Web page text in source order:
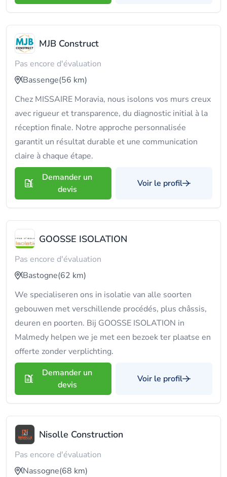
MJB Construct
Pas encore d'évaluation
Bassenge(56 km)
Chez MISSAIRE Moravia, nous isolons vos murs creux
avec rigueur et transparence, du diagnostic initial à la
réception finale. Notre approche personnalisée
garantit un résultat durable et une communication
claire à chaque étape.
Demander un
devis
Voir le profil
GOOSSE ISOLATION
Pas encore d'évaluation
Bastogne(62 km)
We specialiseren ons in isolatie van alle soorten
gebouwen met verschillende procédés, plus châssis,
deuren en poorten. Bij GOOSSE ISOLATION in
Malmedy helpen we je met een bezoek ter plaatse en
offerte zonder verplichting.
Demander un
devis
Voir le profil
Nisolle Construction
Pas encore d'évaluation
Nassogne(68 km)